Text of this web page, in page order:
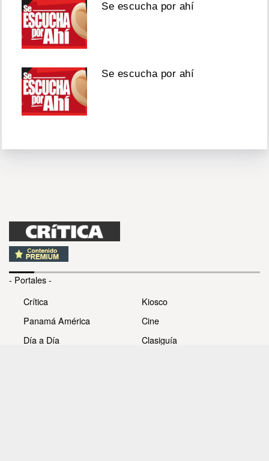
Se escucha por ahí
Se escucha por ahí
- Portales -
Crítica
Panamá América
Día a Día
Kiosco
Cine
Clasiguía